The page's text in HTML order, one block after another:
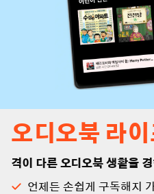
오디오북 라
격이 다른 오디오북 생활을
언제든 손쉽게 구독해지